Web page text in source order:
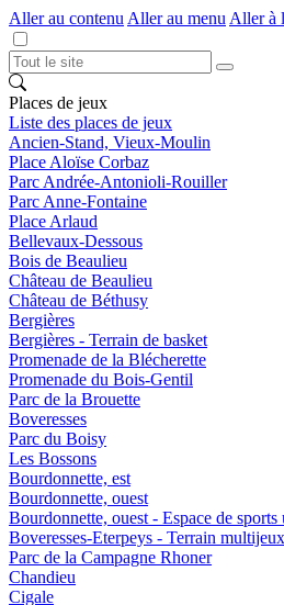
Aller au contenu Aller au menu Aller à
Places de jeux
Liste des places de jeux
Ancien-Stand, Vieux-Moulin
Place Aloïse Corbaz
Parc Andrée-Antonioli-Rouiller
Parc Anne-Fontaine
Place Arlaud
Bellevaux-Dessous
Bois de Beaulieu
Château de Beaulieu
Château de Béthusy
Bergières
Bergières - Terrain de basket
Promenade de la Blécherette
Promenade du Bois-Gentil
Parc de la Brouette
Boveresses
Parc du Boisy
Les Bossons
Bourdonnette, est
Bourdonnette, ouest
Bourdonnette, ouest - Espace de sports
Boveresses-Eterpeys - Terrain multijeux
Parc de la Campagne Rhoner
Chandieu
Cigale